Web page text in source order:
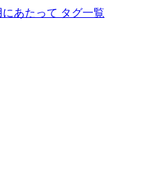
にあたって タグ一覧